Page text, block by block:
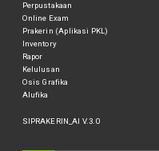
Perpustakaan
Online Exam
Prakerin (Aplikasi PKL)
Inventory
Rapor
Kelulusan
Osis Grafika
Alufika
SIPRAKERIN_AI V.3.0